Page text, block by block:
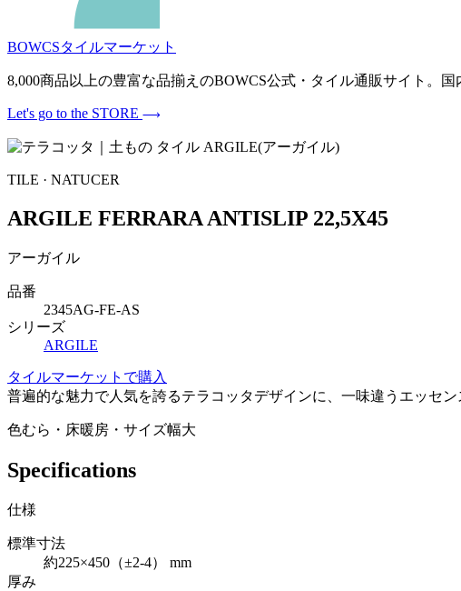
BOWCSタイルマーケット
8,000商品以上の豊富な品揃えのBOWCS公式・タイル通販サイト。
Let's go to the STORE
TILE · NATUCER
ARGILE FERRARA ANTISLIP 22,5X45
アーガイル
品番
2345AG-FE-AS
シリーズ
ARGILE
タイルマーケットで購入
普遍的な魅力で人気を誇るテラコッタデザインに、一味違うエッセ
色むら・床暖房・サイズ幅大
Specifications
仕様
標準寸法
約225×450（±2-4） mm
厚み